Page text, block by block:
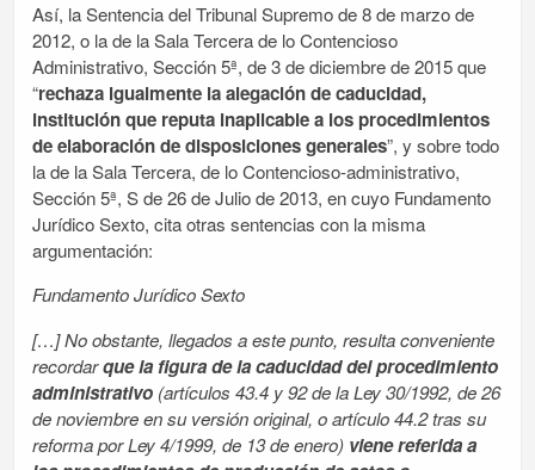
Así, la Sentencia del Tribunal Supremo de 8 de marzo de
2012, o la de la Sala Tercera de lo Contencioso
Administrativo, Sección 5ª, de 3 de diciembre de 2015 que
“rechaza igualmente la alegación de caducidad,
institución que reputa inaplicable a los procedimientos
de elaboración de disposiciones generales”, y sobre todo
la de la Sala Tercera, de lo Contencioso-administrativo,
Sección 5ª, S de 26 de Julio de 2013, en cuyo Fundamento
Jurídico Sexto, cita otras sentencias con la misma
argumentación:
Fundamento Jurídico Sexto
[…] No obstante, llegados a este punto, resulta conveniente
recordarque la figura de la caducidad del procedimiento
administrativo (artículos 43.4 y 92 de la Ley 30/1992, de 26
de noviembreen su versión original, o artículo 44.2 tras su
reforma porLey 4/1999, de 13 de enero) viene referida a